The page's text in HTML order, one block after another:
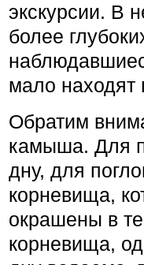
экскурсии. В
более
мало находят
Обратим
камыша. Для
дну, для
корневища,
окрашены в
корневища,